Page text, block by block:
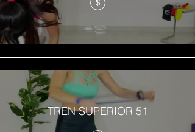
$
TREN SUPERIOR 51